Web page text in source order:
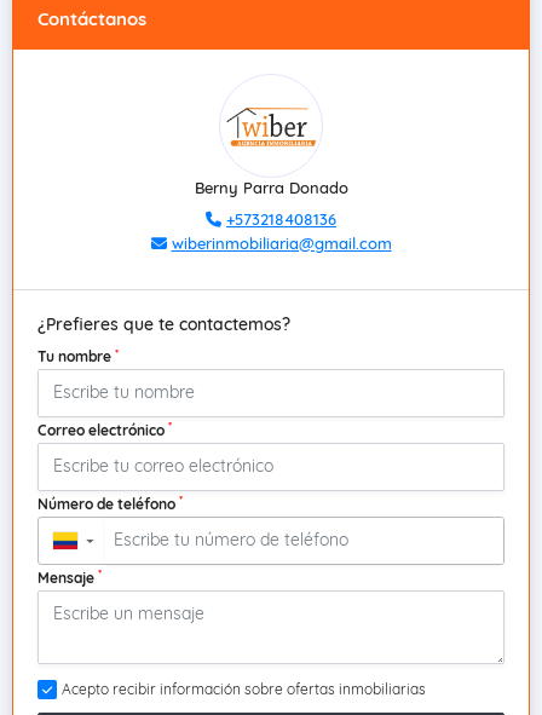
Contáctanos
Berny Parra Donado
+573218408136
wiberinmobiliaria@gmail.com
¿Prefieres que te contactemos?
Tu nombre *
Correo electrónico *
Número de teléfono *
▼
Mensaje *
Acepto recibir información sobre ofertas inmobiliarias